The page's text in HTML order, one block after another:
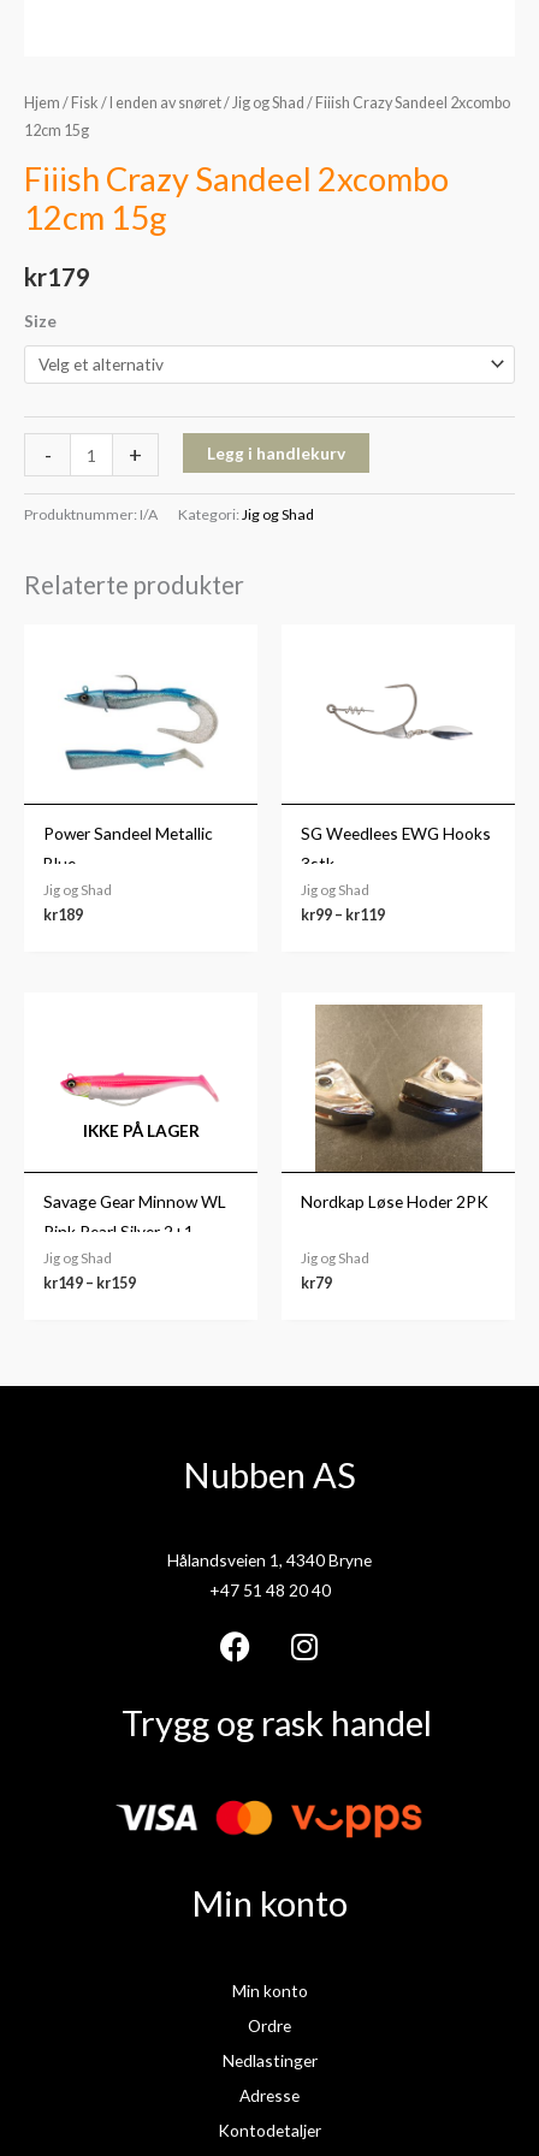
Hjem / Fisk / I enden av snøret/Jig og Shad / Fiiish Crazy Sandeel 2xcombo
12cm 15g
Fiiish Crazy Sandeel 2xcombo
12cm 15g
kr179
Size
- + Legg i handlekurv
Produktnummer: I/A Kategori: Jig og Shad
Relaterte produkter
Power Sandeel Metallic
Blue
Jig og Shad
kr189
SG Weedlees EWG Hooks
3stk
Jig og Shad
kr99 – kr119
kr119
IKKE PÅ LAGER
Savage Gear Minnow WL
Pink Pearl Silver 2+1
Jig og Shad
kr149 – kr159
Nordkap Løse Hoder 2PK
Jig og Shad
kr79
Nubben AS
Hålandsveien 1, 4340 Bryne
+47 51 48 20 40
F
c
b
o
I
n
s
g
m
Trygg og rask handel
Min konto
Min konto
Ordre
Nedlastinger
Adresse
Kontodetaljer